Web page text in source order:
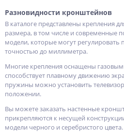
Разновидности кронштейнов
В каталоге представлены крепления
размера, в том числе и современные
модели, которые могут регулировать
точностью до миллиметра.
Многие крепления оснащены
способствует плавному движению
пружины можно установить
положении.
Вы можете заказать настенные
прикрепляются к несущей
модели черного и серебристого цвета.